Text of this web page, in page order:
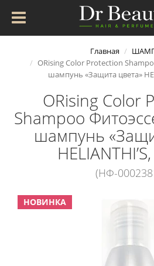
Главная
ORising Color Protection
шампунь «Защита цвета»
ORising Color
Shampoo
шампунь
(НФ-
НОВИНКА